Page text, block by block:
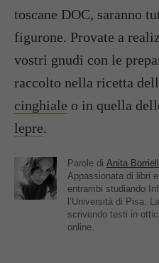
toscane DOC, saranno
figurone. Provate a
vostri gnudi con le
raccolto nella ricetta
cinghiale o in quella
lepre.
Parole di Anita
Appassionata di libri
entrambi studiando
l’Università di Pisa.
scrivendo testi in
online.